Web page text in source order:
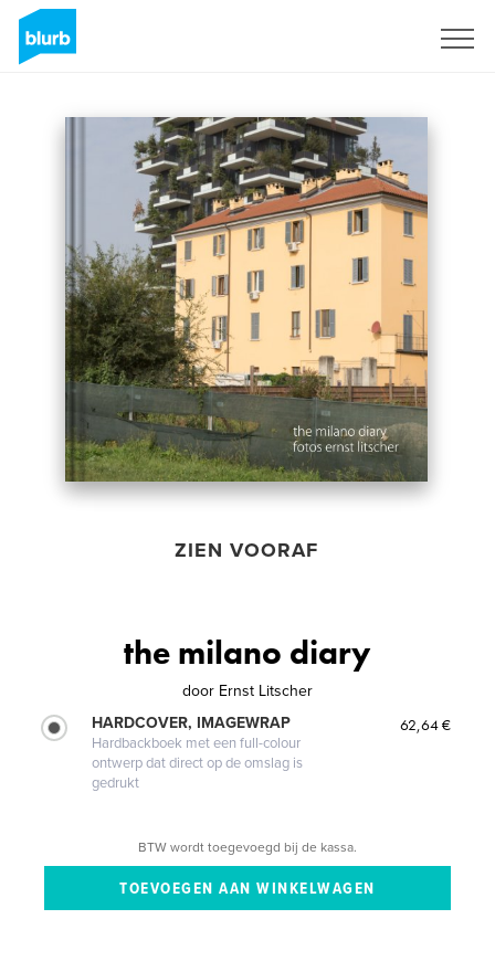
ZIEN VOORAF
the milano diary
door Ernst Litscher
HARDCOVER, IMAGEWRAP
Hardbackboek met een full-colour
ontwerp dat direct op de omslag is
gedrukt
62,64 €
BTW wordt toegevoegd bij de kassa.